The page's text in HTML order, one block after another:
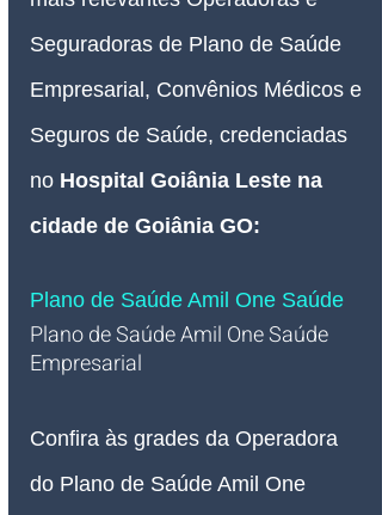
Seguradoras de Plano de Saúde
Empresarial, Convênios Médicos e
Seguros de Saúde, credenciadas
no Hospital Goiânia Leste na
cidade de Goiânia GO:
Plano de Saúde Amil One Saúde
Plano de Saúde Amil One Saúde
Empresarial
Confira às grades da Operadora
do Plano de Saúde Amil One